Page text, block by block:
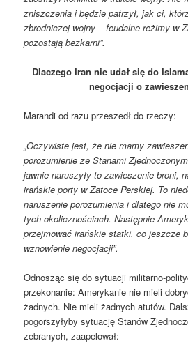
zniszczenia i będzie patrzył, jak ci,
zbrodniczej wojny – feudalne reżimy w
pozostają bezkarni”.
Dlaczego Iran nie udał się do
negocjacji o
Marandi od razu przeszedł do rzeczy:
„Oczywiste jest, że nie mamy
porozumienie ze Stanami
jawnie naruszyły to zawieszenie broni,
irańskie porty w Zatoce Perskiej. To
naruszenie porozumienia i dlatego nie
tych okolicznościach. Następnie
przejmować irańskie statki, co jeszcze
wznowienie negocjacji”.
Odnosząc się do sytuacji militarno-
przekonanie: Amerykanie nie mieli
żadnych. Nie mieli żadnych atutów.
pogorszyłyby sytuację Stanów
zebranych, zaapelował: